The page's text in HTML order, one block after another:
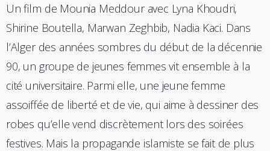
Un film de Mounia Meddour avec Lyna Khoudri,
Shirine Boutella, Marwan Zeghbib, Nadia Kaci. Dans
l’Alger des années sombres du début de la décennie
90, un groupe de jeunes femmes vit ensemble à la
cité universitaire. Parmi elle, une jeune femme
assoiffée de liberté et de vie, qui aime à dessiner des
robes qu’elle vend discrètement lors des soirées
festives. Mais la propagande islamiste se fait de plus